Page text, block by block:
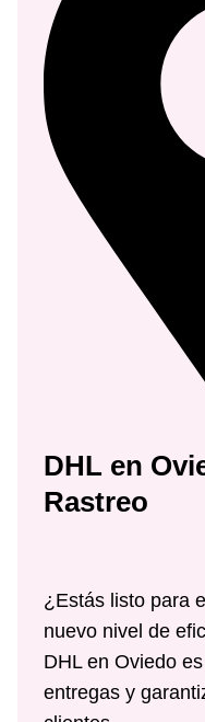
DHL en
Rastreo
¿Estás listo para
nuevo nivel de
DHL en Oviedo
entregas y